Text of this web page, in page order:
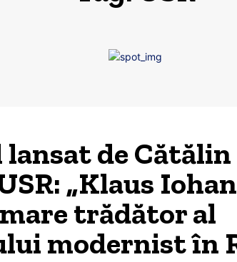
lansat de
„Klaus
trădător al
modernist în